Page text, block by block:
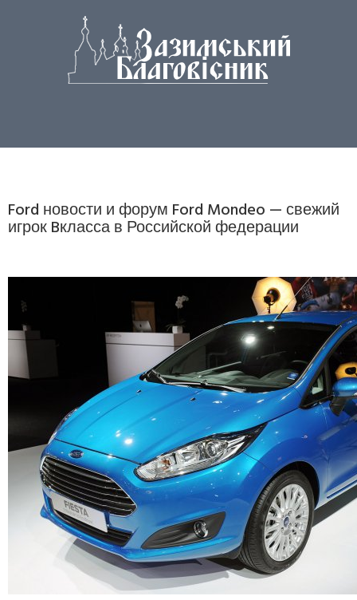
Ford новости и форум Ford Mondeo — свежий
игрок Bкласса в Российской федерации